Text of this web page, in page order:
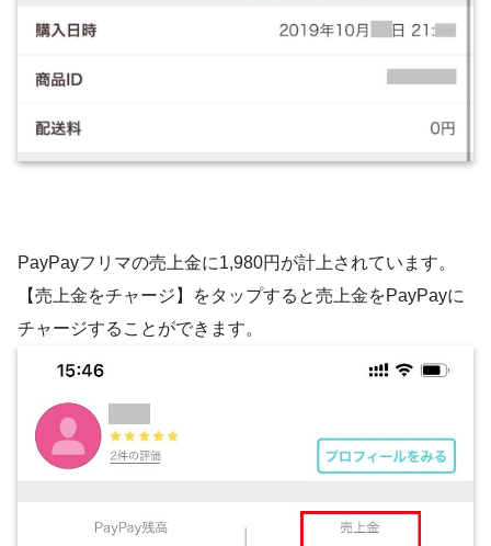
PayPayフリマの売上金に1,980円が計上されています。
【売上金をチャージ】をタップすると売上金をPayPayに
チャージすることができます。